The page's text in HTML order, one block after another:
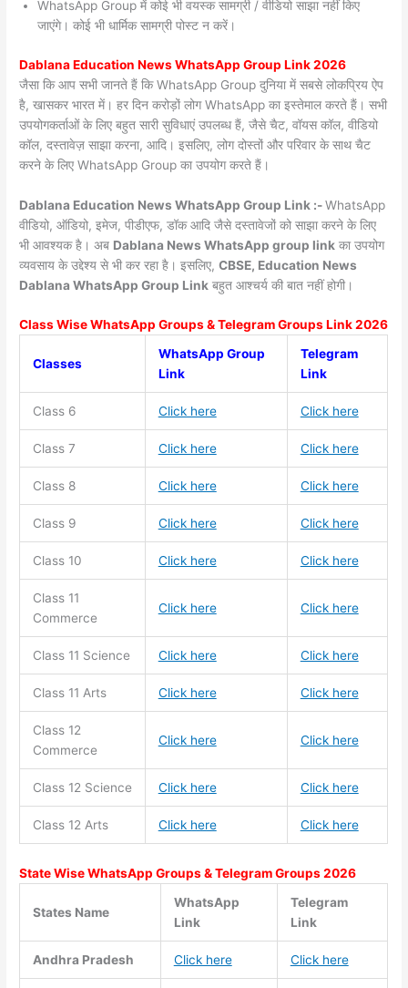
WhatsApp Group में कोई भी वयस्क सामग्री / वीडियो साझा नहीं किए
जाएंगे। कोई भी धार्मिक सामग्री पोस्ट न करें।
DablanaEducation News WhatsApp Group Link 2026
जैसा कि आप सभी जानते हैं कि WhatsApp Group दुनिया में सबसे लोकप्रिय ऐप
है, खासकर भारत में। हर दिन करोड़ों लोग WhatsApp का इस्तेमाल करते हैं। सभी
उपयोगकर्ताओं के लिए बहुत सारी सुविधाएं उपलब्ध हैं, जैसे चैट, वॉयस कॉल, वीडियो
कॉल, दस्तावेज़ साझा करना, आदि। इसलिए, लोग दोस्तों और परिवार के साथ चैट
करने के लिए WhatsApp Group का उपयोग करते हैं।
Dablana Education News WhatsApp Group Link :-WhatsApp
वीडियो, ऑडियो, इमेज, पीडीएफ, डॉक आदि जैसे दस्तावेजों को साझा करने के लिए
भी आवश्यक है। अब Dablana NewsWhatsApp group link का उपयोग
व्यवसाय के उद्देश्य से भी कर रहा है। इसलिए,CBSE, Education News
Dablana WhatsApp Group Link बहुत आश्चर्य की बात नहीं होगी।
Class Wise WhatsApp Groups & Telegram Groups Link 2026
Classes
WhatsApp Group
Link
Telegram
Link
Class 6 Click here Click here
Class 7 Click here Click here
Class 8 Click here Click here
Class 9 Click here Click here
Class 10 Click here Click here
Class 11
Commerce
Click here Click here
Class 11 Science Click here Click here
Class 11 Arts Click here Click here
Class 12
Commerce
Click here Click here
Class 12 Science Click here Click here
Class 12 Arts Click here Click here
State Wise WhatsApp Groups & Telegram Groups 2026
States Name
WhatsApp
Link
Telegram
Link
Andhra Pradesh Click here Click here